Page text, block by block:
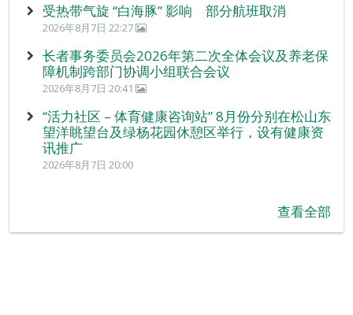
受热带气旋 “白海豚” 影响 部分航班取消
2026年8月7日 22:27
长者事务委员会2026年第二次全体会议及养老保
障机制跨部门协调小组联合会议
2026年8月7日 20:41
“活力社区 – 体育健康咨询站” 8月份分别在松山东
望洋眺望台及绿杨花园休憩区举行，设有健康资
讯推广
2026年8月7日 20:00
查看全部